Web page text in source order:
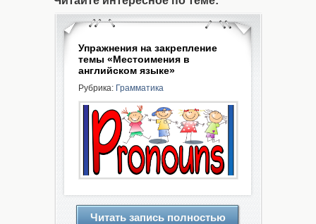
Упражнения на закрепление
темы «Местоимения в
английском языке»
Рубрика: Грамматика
Читать запись полностью